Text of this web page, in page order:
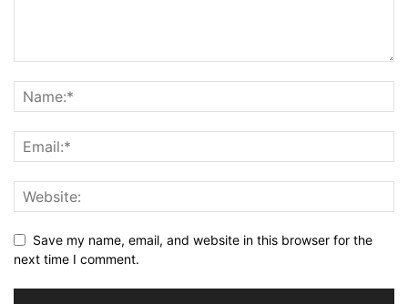
Save my name, email, and website in this browser for the
next time I comment.